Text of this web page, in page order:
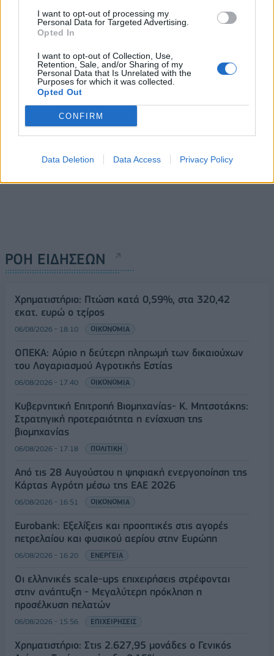
I want to opt-out of processing my
Personal Data for Targeted Advertising.
Opted In
I want to opt-out of Collection, Use,
Retention, Sale, and/or Sharing of my
Personal Data that Is Unrelated with the
Purposes for which it was collected.
Opted Out
CONFIRM
Data Deletion Data Access Privacy Policy
03/08/2016 - 03:00
Ολυμπιακοί Αγώνες Ρίο:
χορηγοί
03/08/2016 - 03:00
ΡΟΗ ΕΙΔΗΣΕΩΝ
Χρηματιστήριο: Πτώση κατά 0,59%, στα 320,42
εκατ. ευρώ ο τζίρος
06/08/2026 - 18:10 ΟΙΚΟΝΟΜΙΑ
ΟΠΕΚΑ: Αύριο η δεύτερη πληρωμή των δικαιούχων
του Λογαριασμού Αγροτικής Εστίας
06/08/2026 - 17:40 ΟΙΚΟΝΟΜΙΑ
Κυβερνητική Επιτροπή Βιομηχανίας- Κ. Μητσοτάκης:
Στρατηγική προτεραιότητα η ενίσχυση της
βιομηχανίας
06/08/2026 - 17:18 ΠΟΛΙΤΙΚΗ
Από τις 28 Αυγούστου η ψηφιακή ενεργοποίηση της
Κάρτας Αγρότη μέσω της ΕΑΕ 2026
06/08/2026 - 16:51 ΟΙΚΟΝΟΜΙΑ
Eurobank: Εξελίξεις και προοπτικές στις αγορές
πετρελαίου και φυσικού αερίου στην Ευρώπη
06/08/2026 - 16:20 ΕΝΕΡΓΕΙΑ
Οι ελληνικές scale-ups επιχειρήσεις στρέφονται
στην ανάπτυξη - Μεγαλύτερη πρόκληση η
προσέλκυση πελατών
06/08/2026 - 15:56 ΕΠΙΧΕΙΡΗΣΕΙΣ
Χρηματιστήριο: Στις 2.627,95 μονάδες ο Γενικός